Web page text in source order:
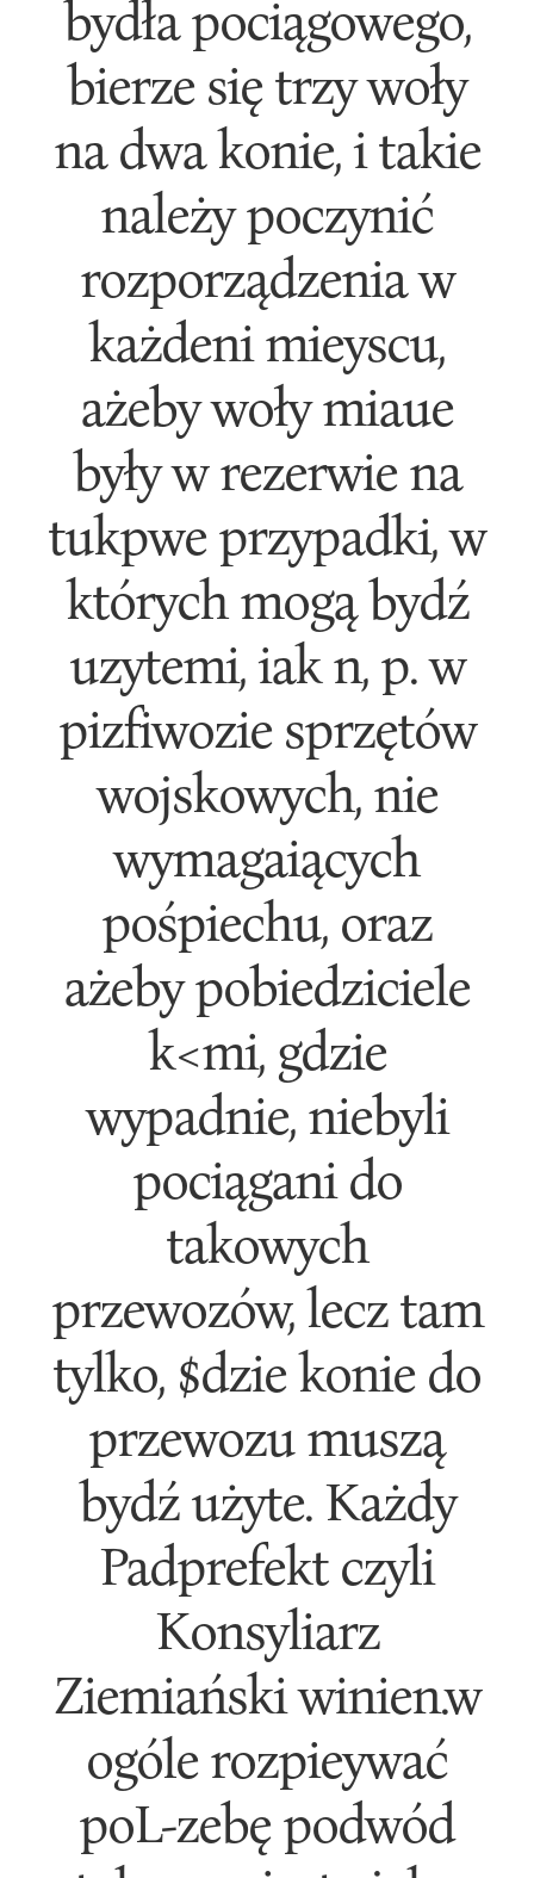
bydła pociągowego,
bierze się trzy woły
na dwa konie, i takie
należy poczynić
rozporządzenia w
każdeni mieyscu,
ażeby woły miaue
były w rezerwie na
tukpwe przypadki, w
których mogą bydź
uzytemi, iak n, p. w
pizfiwozie sprzętów
wojskowych, nie
wymagaiących
pośpiechu, oraz
ażeby pobiedziciele
k<mi, gdzie
wypadnie, niebyli
pociągani do
takowych
przewozów, lecz tam
tylko, $dzie konie do
przewozu muszą
bydź użyte. Każdy
Padprefekt czyli
Konsyliarz
Ziemiański winien.w
ogóle rozpieywać
poL-zebę podwód